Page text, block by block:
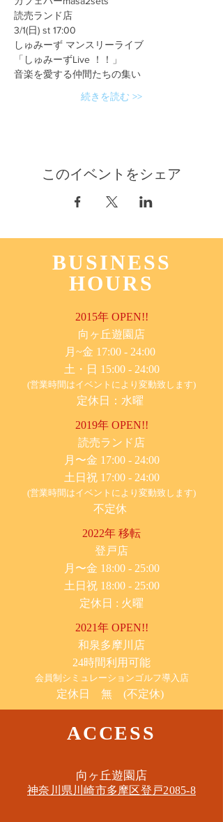
読売ランド店
3/1(日) st 17:00
しゅみーず マンスリーライブ
「しゅみーずLive ！！」
音楽を愛する仲間たちの集い
続きを読む >>
このイベントをシェア
BUSINESS
HOURS
2015年 OPEN!!
​向ヶ丘遊園店
月~金 17:00 - 24:00
土・日 15:00 - 24:00
(営業時間はイベントにより変動致します)
定休日：水曜
2019年 OPEN!!
​読売ランド店
月〜金 17:00 - 24:00
土日祝 17:00 - 24:00
(営業時間はイベントにより変動致します)
不定休
2022年 移転
​登戸店
月〜金 18:00 - 25:00
土日祝 18:00 - 25:00
​定休日 : 火曜
2021年 OPEN!!
​和泉多摩川店
24時間利用可能
​会員制シミュレーションゴルフ導入店
定休日 無 (不定休)
ACCESS
​向ヶ丘遊園店
神奈川県川崎市多摩区​登戸2085-8